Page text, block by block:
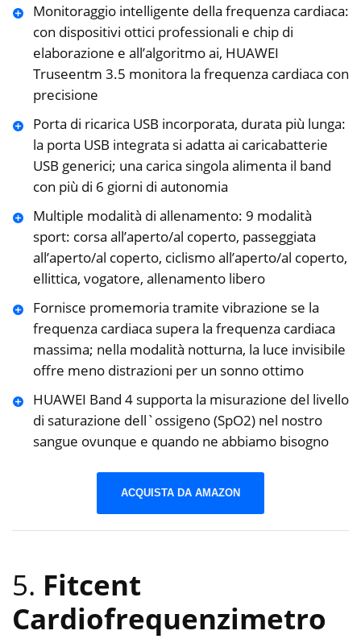
Monitoraggio intelligente della frequenza cardiaca:
con dispositivi ottici professionali e chip di
elaborazione e all’algoritmo ai, HUAWEI
Truseentm 3.5 monitora la frequenza cardiaca con
precisione
Porta di ricarica USB incorporata, durata più lunga:
la porta USB integrata si adatta ai caricabatterie
USB generici; una carica singola alimenta il band
con più di 6 giorni di autonomia
Multiple modalità di allenamento: 9 modalità
sport: corsa all’aperto/al coperto, passeggiata
all’aperto/al coperto, ciclismo all’aperto/al coperto,
ellittica, vogatore, allenamento libero
Fornisce promemoria tramite vibrazione se la
frequenza cardiaca supera la frequenza cardiaca
massima; nella modalità notturna, la luce invisibile
offre meno distrazioni per un sonno ottimo
HUAWEI Band 4 supporta la misurazione del livello
di saturazione dell`ossigeno (SpO2) nel nostro
sangue ovunque e quando ne abbiamo bisogno
ACQUISTA DA AMAZON
5. Fitcent
Cardiofrequenzimetro